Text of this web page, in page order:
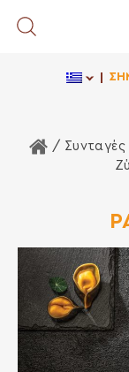
Toggle Search
Αρχική
/